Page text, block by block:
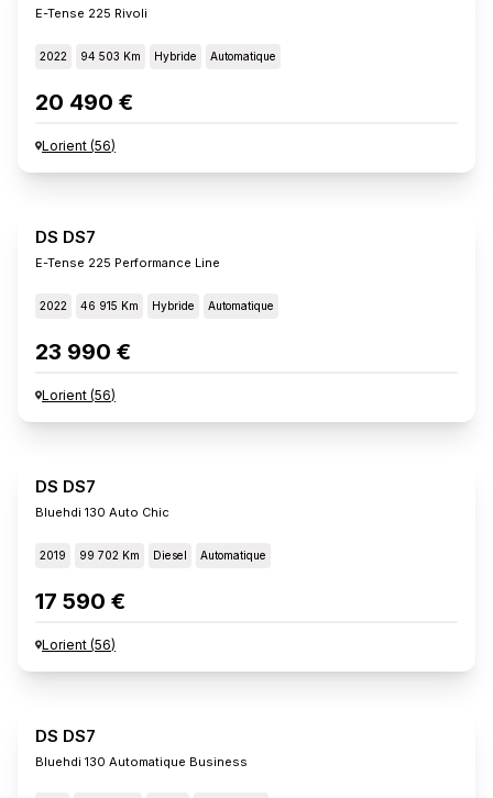
E-Tense 225 Rivoli
2022 94 503 Km Hybride Automatique
20 490 €
Lorient (56)
DS DS7
E-Tense 225 Performance Line
2022 46 915 Km Hybride Automatique
23 990 €
Lorient (56)
DS DS7
Bluehdi 130 Auto Chic
2019 99 702 Km Diesel Automatique
17 590 €
Lorient (56)
DS DS7
Bluehdi 130 Automatique Business